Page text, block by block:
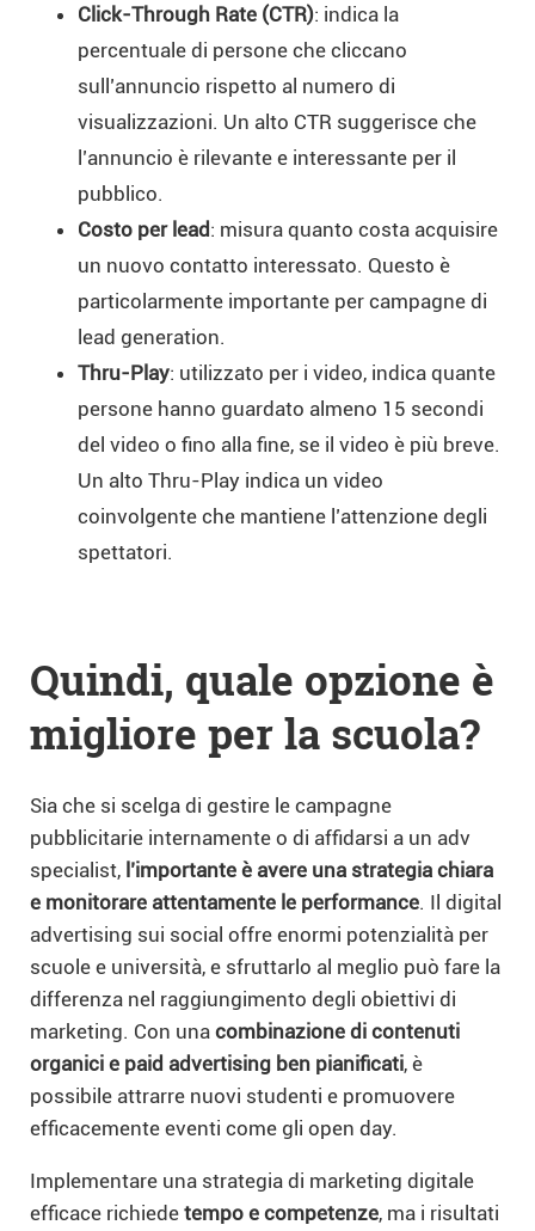
Click-Through Rate (CTR): indica la
percentuale di persone che cliccano
sull’annuncio rispetto al numero di
visualizzazioni. Un alto CTR suggerisce che
l’annuncio è rilevante e interessante per il
pubblico.
Costo per lead: misura quanto costa acquisire
un nuovo contatto interessato. Questo è
particolarmente importante per campagne di
lead generation.
Thru-Play: utilizzato per i video, indica quante
persone hanno guardato almeno 15 secondi
del video o fino alla fine, se il video è più breve.
Un alto Thru-Play indica un video
coinvolgente che mantiene l’attenzione degli
spettatori.
Quindi, quale opzione è
migliore per la scuola?
Sia che si scelga di gestire le campagne
pubblicitarie internamente o di affidarsi a un adv
specialist, l’importante è avere una strategia chiara
e monitorare attentamente le performance. Il digital
advertising sui social offre enormi potenzialità per
scuole e università, e sfruttarlo al meglio può fare la
differenza nel raggiungimento degli obiettivi di
marketing. Con una combinazione di contenuti
organici e paid advertising ben pianificati, è
possibile attrarre nuovi studenti e promuovere
efficacemente eventi come gli open day.
Implementare una strategia di marketing digitale
efficace richiede tempo e competenze, ma i risultati